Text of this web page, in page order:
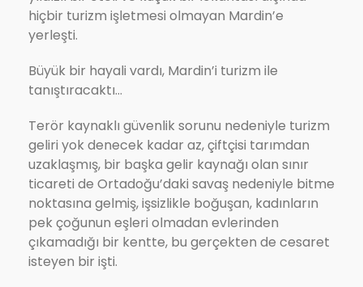
hiçbir turizm işletmesi olmayan Mardin’e
yerleşti.
Büyük bir hayali vardı, Mardin’i turizm ile
tanıştıracaktı…
Terör kaynaklı güvenlik sorunu nedeniyle turizm
geliri yok denecek kadar az, çiftçisi tarımdan
uzaklaşmış, bir başka gelir kaynağı olan sınır
ticareti de Ortadoğu’daki savaş nedeniyle bitme
noktasına gelmiş, işsizlikle boğuşan, kadınların
pek çoğunun eşleri olmadan evlerinden
çıkamadığı bir kentte, bu gerçekten de cesaret
isteyen bir işti.